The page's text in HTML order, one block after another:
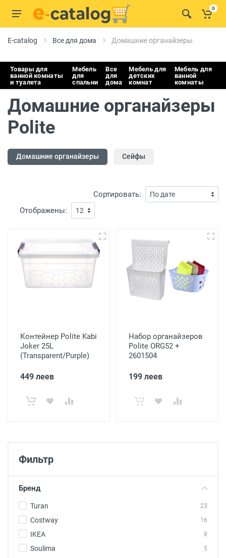
0
E-catalog Все для дома Домашние органайзеры
Товары для
ванной комнаты
и туалета
Мебель
для
спальни
Все
для
дома
Мебель для
детских
комнат
Мебель для
ванной
комнаты
Домашние органайзеры
Polite
Домашние органайзеры Сейфы
Фильтр
Бренд
Turan 23
Costway 16
IKEA 8
Soulima 5
Сортировать:
Отображены:
Контейнер Polite Kabi
Joker 25L
(Transparent/Purple)
449 леев
Набор органайзеров
Polite ORG52 +
2601504
199 леев